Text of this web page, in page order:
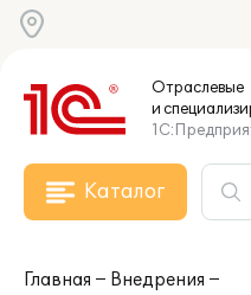
Отраслевые
и
Каталог
Главная
Внедрения